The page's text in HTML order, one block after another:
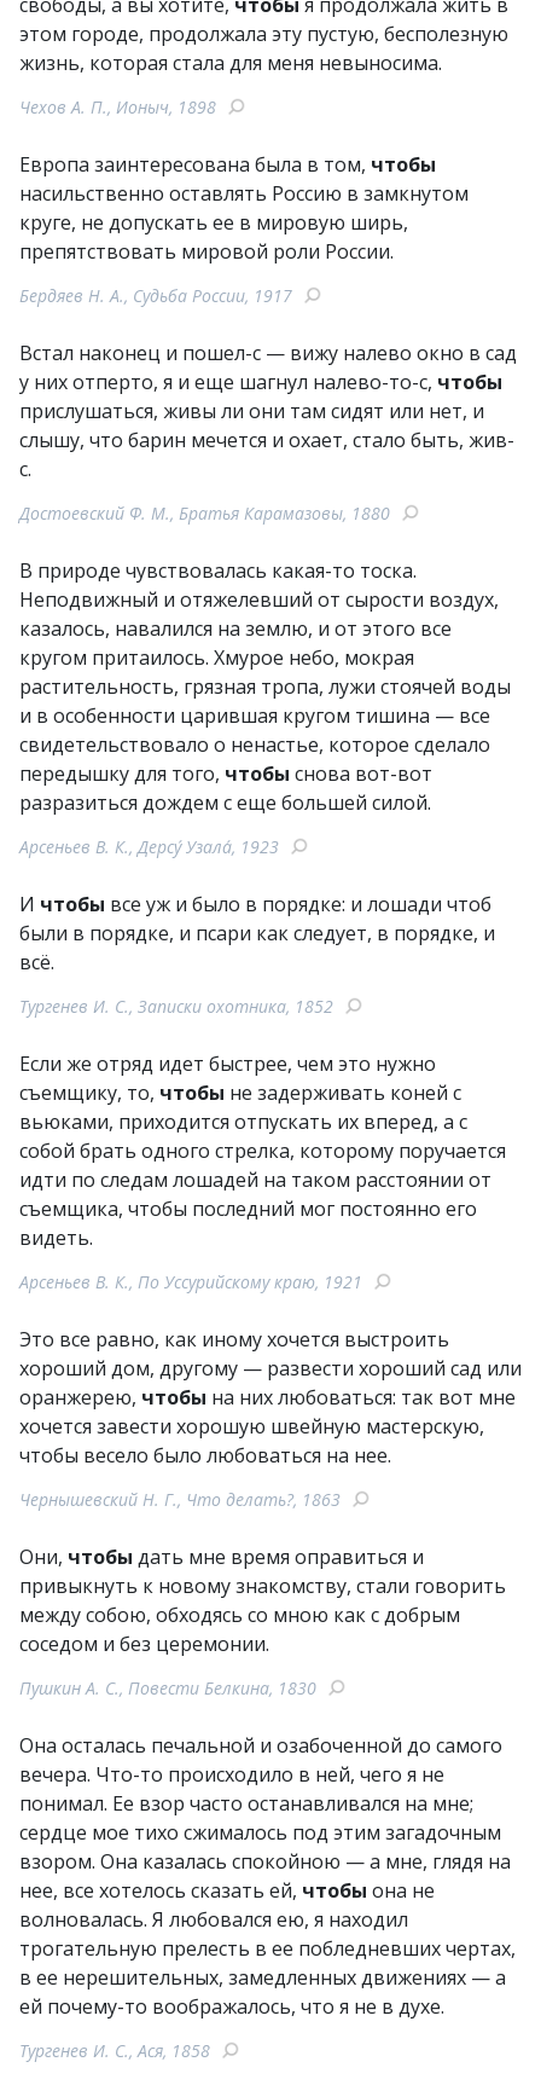
этом городе, продолжала эту пустую, бесполезную
жизнь, которая стала для меня невыносима.
Чехов А. П., Ионыч, 1898
Европа заинтересована была в том, чтобы
насильственно оставлять Россию в замкнутом
круге, не допускать ее в мировую ширь,
препятствовать мировой роли России.
Бердяев Н. А., Судьба России, 1917
Встал наконец и пошел-с — вижу налево окно в сад
у них отперто, я и еще шагнул налево-то-с, чтобы
прислушаться, живы ли они там сидят или нет, и
слышу, что барин мечется и охает, стало быть, жив-
с.
Достоевский Ф. М., Братья Карамазовы, 1880
В природе чувствовалась какая-то тоска.
Неподвижный и отяжелевший от сырости воздух,
казалось, навалился на землю, и от этого все
кругом притаилось. Хмурое небо, мокрая
растительность, грязная тропа, лужи стоячей воды
и в особенности царившая кругом тишина — все
свидетельствовало о ненастье, которое сделало
передышку для того, чтобы снова вот-вот
разразиться дождем с еще большей силой.
Арсеньев В. К., Дерсу́ Узала́, 1923
И чтобы все уж и было в порядке: и лошади чтоб
были в порядке, и псари как следует, в порядке, и
всё.
Тургенев И. С., Записки охотника, 1852
Если же отряд идет быстрее, чем это нужно
съемщику, то, чтобы не задерживать коней с
вьюками, приходится отпускать их вперед, а с
собой брать одного стрелка, которому поручается
идти по следам лошадей на таком расстоянии от
съемщика, чтобы последний мог постоянно его
видеть.
Арсеньев В. К., По Уссурийскому краю, 1921
Это все равно, как иному хочется выстроить
хороший дом, другому — развести хороший сад или
оранжерею, чтобы на них любоваться: так вот мне
хочется завести хорошую швейную мастерскую,
чтобы весело было любоваться на нее.
Чернышевский Н. Г., Что делать?, 1863
Они, чтобы дать мне время оправиться и
привыкнуть к новому знакомству, стали говорить
между собою, обходясь со мною как с добрым
соседом и без церемонии.
Пушкин А. С., Повести Белкина, 1830
Она осталась печальной и озабоченной до самого
вечера. Что-то происходило в ней, чего я не
понимал. Ее взор часто останавливался на мне;
сердце мое тихо сжималось под этим загадочным
взором. Она казалась спокойною — а мне, глядя на
нее, все хотелось сказать ей, чтобы она не
волновалась. Я любовался ею, я находил
трогательную прелесть в ее побледневших чертах,
в ее нерешительных, замедленных движениях — а
ей почему-то воображалось, что я не в духе.
Тургенев И. С., Ася, 1858